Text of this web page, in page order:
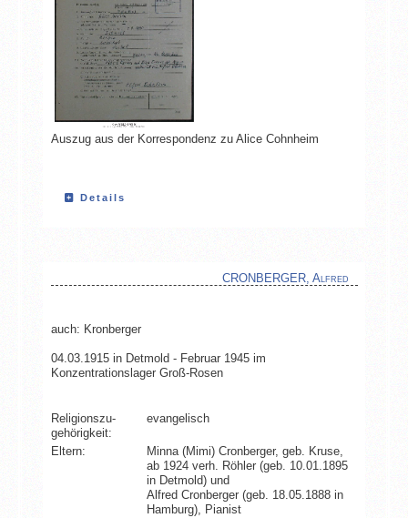
Auszug aus der Korrespondenz zu Alice Cohnheim
Details
CRONBERGER, Alfred
auch: Kronberger
04.03.1915 in Detmold - Februar 1945 im
Konzentrationslager Groß-Rosen
Religionszu­
gehörigkeit:
evangelisch
Eltern:
Minna (Mimi) Cronberger, geb. Kruse,
ab 1924 verh. Röhler (geb. 10.01.1895
in Detmold) und
Alfred Cronberger (geb. 18.05.1888 in
Hamburg), Pianist